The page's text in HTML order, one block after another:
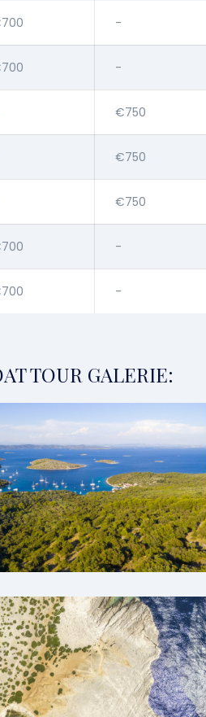
-
-
€750
€750
€750
-
-
TOUR GALERIE: